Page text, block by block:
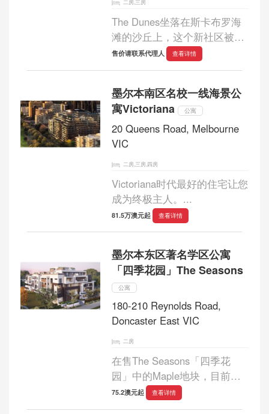
二房,三房
The Dunes坐落在斯卡布罗海
滩的沙丘上，这个新社区被打
造出来捕捉海岸生活的精
髓。...
售价请联系代理人 查看详情
墨尔本南区名校一线海景公
寓Victoriana
公寓
20 Queens Road, Melbourne
VIC
二房,三房,四房
Victoriana时代最好的住宅让您
成为终极主人。...
81.5万澳元起 查看详情
墨尔本东区著名学区公寓
「四季花园」The Seasons
公寓
180-210 Reynolds Road,
Doncaster East VIC
二房
在售The Seasons「四季花
园」中的Maple地块，目前仅3
套出售，机会难得，错过不
再！...
75.2澳元起 查看详情